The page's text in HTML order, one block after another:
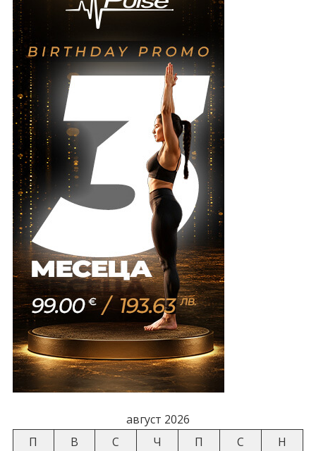
август 2026
П
В С Ч П С
Н